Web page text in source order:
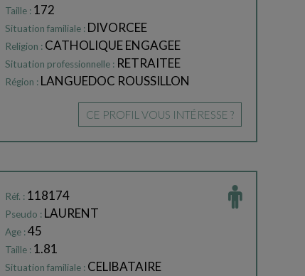
Taille : 172
Situation familiale : DIVORCEE
Religion : CATHOLIQUE ENGAGEE
Situation professionnelle : RETRAITEE
Région : LANGUEDOC ROUSSILLON
CE PROFIL VOUS INTÉRESSE ?
Réf. : 118174
Pseudo : LAURENT
Age :45
Taille : 1.81
Situation familiale : CELIBATAIRE